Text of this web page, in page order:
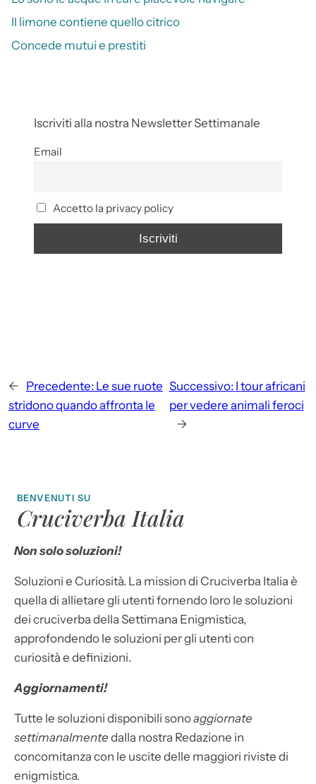
Il limone contiene quello citrico
Concede mutui e prestiti
Iscriviti alla nostra Newsletter Settimanale
Email
Accetto la privacy policy
← Precedente: Le sue ruote
stridono quando affronta le
curve
Successivo: I tour africani
per vedere animali feroci
→
BENVENUTI SU
Cruciverba Italia
Non solo soluzioni!
Soluzioni e Curiosità. La mission di Cruciverba Italia è
quella di allietare gli utenti fornendo loro le soluzioni
dei cruciverba della Settimana Enigmistica,
approfondendo le soluzioni per gli utenti con
curiosità e definizioni.
Aggiornamenti!
Tutte le soluzioni disponibili sonoaggiornate
settimanalmente dalla nostra Redazione in
concomitanza con le uscite delle maggiori riviste di
enigmistica.